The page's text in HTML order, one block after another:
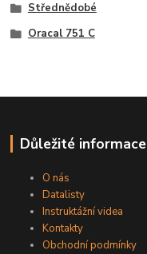
Střednědobé
Oracal 751 C
Důležité informace
O nás
Datalisty
Instruktážní videa
Kontakty
Obchodní podmínky